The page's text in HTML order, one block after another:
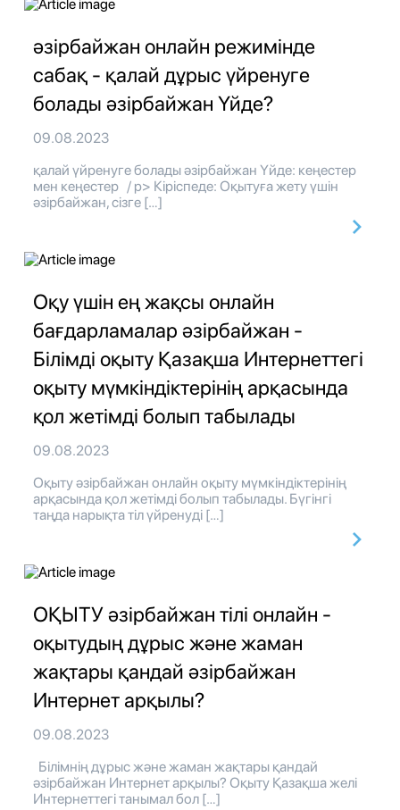
әзірбайжан онлайн режимінде
сабақ - қалай дұрыс үйренуге
болады әзірбайжан Үйде?
09.08.2023
қалай үйренуге болады әзірбайжан Үйде: кеңестер
мен кеңестер / p> Кіріспеде: Оқытуға жету үшін
әзірбайжан, сізге […]
Оқу үшін ең жақсы онлайн
бағдарламалар әзірбайжан -
Білімді оқыту Қазақша Интернеттегі
оқыту мүмкіндіктерінің арқасында
қол жетімді болып табылады
09.08.2023
Оқыту әзірбайжан онлайн оқыту мүмкіндіктерінің
арқасында қол жетімді болып табылады. Бүгінгі
таңда нарықта тіл үйренуді […]
ОҚЫТУ әзірбайжан тілі онлайн -
оқытудың дұрыс және жаман
жақтары қандай әзірбайжан
Интернет арқылы?
09.08.2023
Білімнің дұрыс және жаман жақтары қандай
әзірбайжан Интернет арқылы? Оқыту Қазақша желі
Интернеттегі танымал бол […]